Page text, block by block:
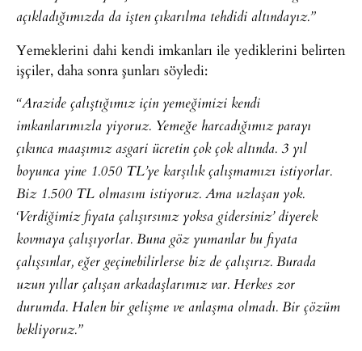
açıkladığımızda da işten çıkarılma tehdidi altındayız.”
Yemeklerini dahi kendi imkanları ile yediklerini belirten
işçiler, daha sonra şunları söyledi:
“Arazide çalıştığımız için yemeğimizi kendi
imkanlarımızla yiyoruz. Yemeğe harcadığımız parayı
çıkınca maaşımız asgari ücretin çok çok altında. 3 yıl
boyunca yine 1.050 TL’ye karşılık çalışmamızı istiyorlar.
Biz 1.500 TL olmasını istiyoruz. Ama uzlaşan yok.
‘Verdiğimiz fiyata çalışırsınız yoksa gidersiniz’ diyerek
kovmaya çalışıyorlar. Buna göz yumanlar bu fiyata
çalışsınlar, eğer geçinebilirlerse biz de çalışırız. Burada
uzun yıllar çalışan arkadaşlarımız var. Herkes zor
durumda. Halen bir gelişme ve anlaşma olmadı. Bir çözüm
bekliyoruz.”